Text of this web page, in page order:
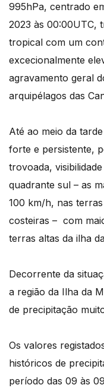
995hPa, centrado
2023 às 00:00UTC,
tropical com um
excecionalmente
agravamento geral
arquipélagos das
Até ao meio da
forte e persistente,
trovoada,
quadrante sul – as
100 km/h, nas
costeiras – com
terras altas da ilha
Decorrente da
a região da Ilha da
de precipitação
Os valores
históricos de
período das 09 às